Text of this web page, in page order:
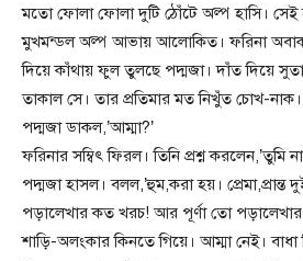
মতো ফোলা ফোলা দুটি ঠোঁটে অল্প হাসি। সেই
মুখমন্ডল অল্প আভায় আলোকিত। ফরিনা অবাক
দিয়ে কাঁথায় ফুল তুলছে পদ্মজা। দাঁত দিয়ে
তাকাল সে। তার প্রতিমার মত নিখুঁত চোখ-
পদ্মজা ডাকল,’আম্মা?’
ফরিনার সম্বিৎ ফিরল। তিনি প্রশ্ন করলেন,’তুমি
পদ্মজা হাসল। বলল,’হুম,করা হয়।
পড়ালেখার কত খরচ! আর পূর্ণা তো পড়ালেখার
শাড়ি-অলংকার কিনতে গিয়ে। আম্মা নেই।